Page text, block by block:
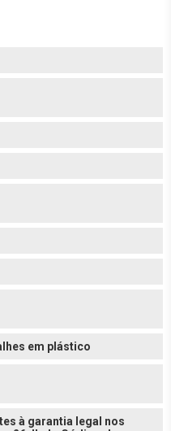
em plástico
à garantia legal nos